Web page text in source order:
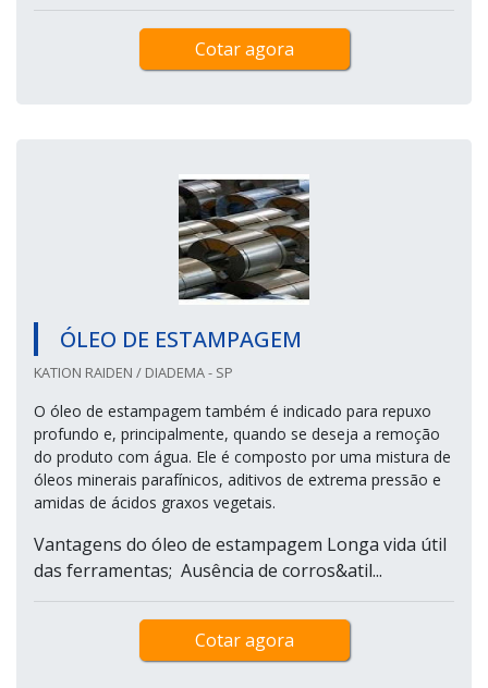
Cotar agora
ÓLEO DE ESTAMPAGEM
KATION RAIDEN / DIADEMA - SP
O óleo de estampagem também é indicado para repuxo
profundo e, principalmente, quando se deseja a remoção
do produto com água. Ele é composto por uma mistura de
óleos minerais parafínicos, aditivos de extrema pressão e
amidas de ácidos graxos vegetais.
Vantagens do óleo de estampagem Longa vida útil
das ferramentas; Ausência de corros&atil...
Cotar agora